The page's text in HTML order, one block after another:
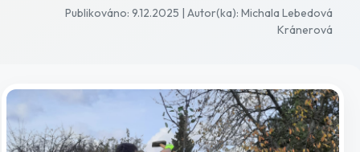
Publikováno: 9.12.2025 | Autor(ka): Michala Lebedová
Kránerová